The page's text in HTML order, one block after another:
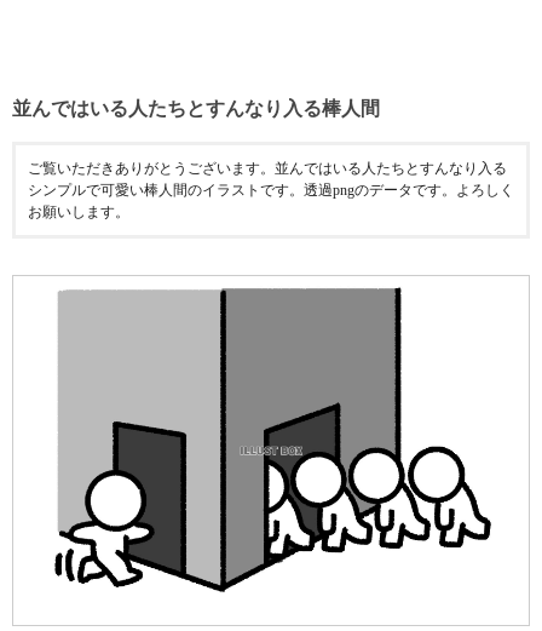
並んではいる人たちとすんなり入る棒人間
ご覧いただきありがとうございます。並んではいる人たちとすんなり入る
シンプルで可愛い棒人間のイラストです。透過pngのデータです。よろしく
お願いします。